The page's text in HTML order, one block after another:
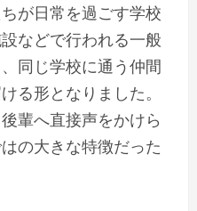
が日常を過ごす学校
などで行われる一般
同じ学校に通う仲間
る形となりました。
輩へ直接声をかけら
の大きな特徴だった